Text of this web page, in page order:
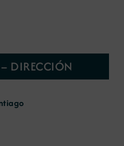
– DIRECCIÓN